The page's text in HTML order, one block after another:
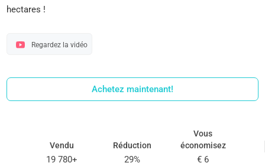
hectares !
Regardez la vidéo
Achetez maintenant!
Vendu
19 780+
Réduction
29%
Vous
économisez
€ 6